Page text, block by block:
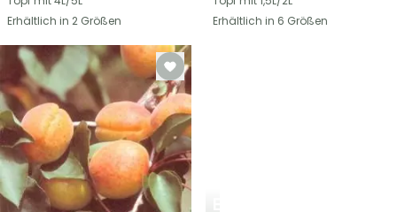
Erhältlich in 2 Größen
Erhältlich in 6 Größen